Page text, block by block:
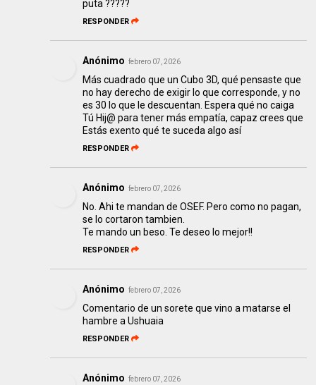
puta ?????
RESPONDER
Anónimo febrero 07, 2026
Más cuadrado que un Cubo 3D, qué pensaste que
no hay derecho de exigir lo que corresponde, y no
es 30 lo que le descuentan. Espera qué no caiga
Tú Hij@ para tener más empatía, capaz crees que
Estás exento qué te suceda algo así
RESPONDER
Anónimo febrero 07, 2026
No. Ahi te mandan de OSEF. Pero como no pagan,
se lo cortaron tambien.
Te mando un beso. Te deseo lo mejor!!
RESPONDER
Anónimo febrero 07, 2026
Comentario de un sorete que vino a matarse el
hambre a Ushuaia
RESPONDER
Anónimo febrero 07, 2026